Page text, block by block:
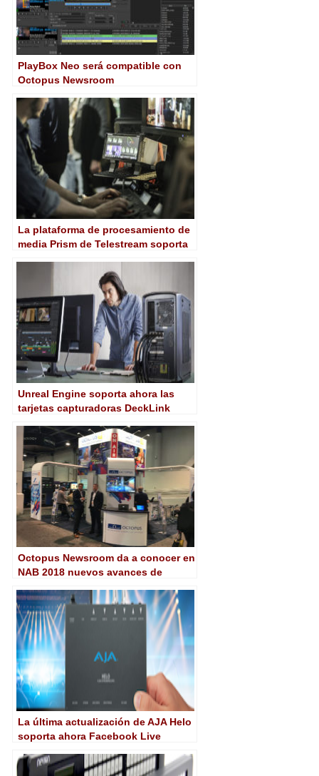
PlayBox Neo será compatible con
Octopus Newsroom
La plataforma de procesamiento de
media Prism de Telestream soporta
Unreal Engine soporta ahora las
tarjetas capturadoras DeckLink
Octopus Newsroom da a conocer en
NAB 2018 nuevos avances de
La última actualización de AJA Helo
soporta ahora Facebook Live